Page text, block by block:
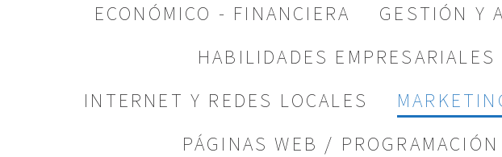
ECONÓMICO - FINANCIERA
GESTIÓN Y
HABILIDADES
INTERNET Y REDES LOCALES
PÁGINAS WEB / PROGRAMACIÓN